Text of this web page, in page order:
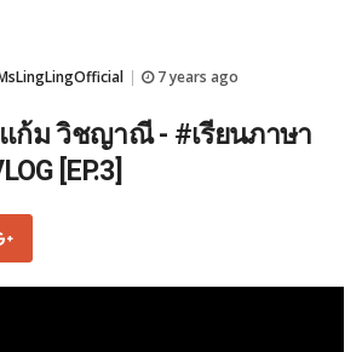
7 years ago
แก้ม วิชญาณี - #เรียนภาษา
[EP.3]